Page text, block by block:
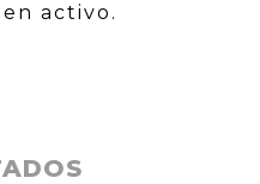
activo.